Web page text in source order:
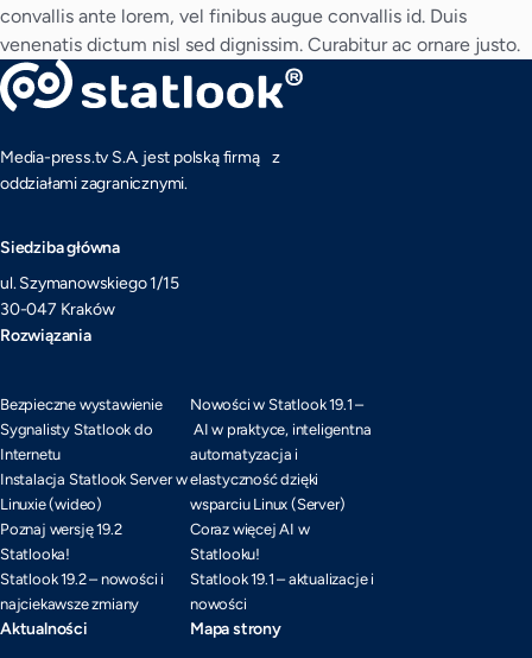
convallis ante lorem, vel finibus augue convallis id. Duis
venenatis dictum nisl sed dignissim. Curabitur ac ornare justo.
Media-press.tv S.A. jest polską firmą z
oddziałami zagranicznymi.
Siedziba główna
ul. Szymanowskiego 1/15
30-047 Kraków
Rozwiązania
Bezpieczne wystawienie
Sygnalisty Statlook do
Internetu
Instalacja Statlook Server w
Linuxie (wideo)
Poznaj wersję 19.2
Statlooka!
Statlook 19.2 – nowości i
najciekawsze zmiany
Nowości w Statlook 19.1 –
AI w praktyce, inteligentna
automatyzacja i
elastyczność dzięki
wsparciu Linux (Server)
Coraz więcej AI w
Statlooku!
Statlook 19.1 – aktualizacje i
nowości
Aktualności Mapa strony